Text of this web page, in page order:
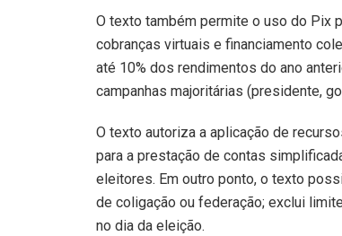
O texto também permite o uso do Pix
cobranças virtuais e financiamento
até 10% dos rendimentos do ano
campanhas majoritárias (presidente,
O texto autoriza a aplicação de
para a prestação de contas
eleitores. Em outro ponto, o texto
de coligação ou federação; exclui
no dia da eleição.